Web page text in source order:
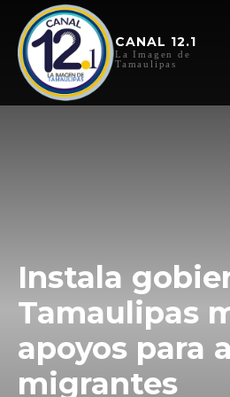
CANAL 12.1
La Imagen de
Tamaulipas
Instala
Tamaulipas
apoyos para
migrantes